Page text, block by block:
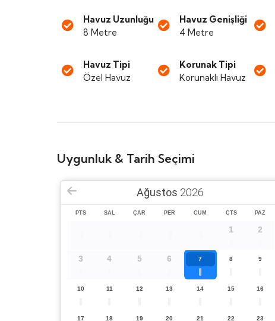
Havuz Uzunluğu
8 Metre
Havuz Genişliği
4 Metre
Havuz Tipi
Özel Havuz
Korunak Tipi
Korunaklı Havuz
Uygunluk & Tarih Seçimi
Ağustos 2026
PTS SAL ÇAR PER CUM CTS PAZ
1 2
3 4 5 6 7 8 9
10 11 12 13 14 15 16
17 18 19 20 21 22 23